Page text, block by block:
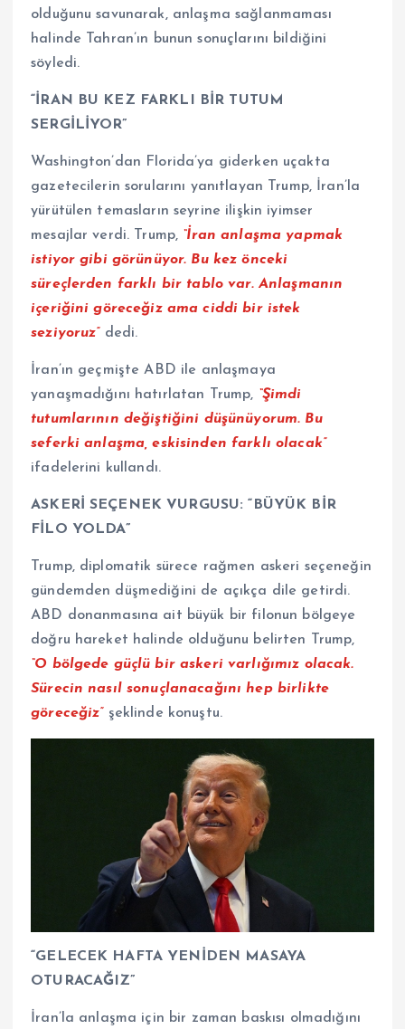
olduğunu savunarak, anlaşma sağlanmaması
halinde Tahran’ın bunun sonuçlarını bildiğini
söyledi.
“İRAN BU KEZ FARKLI BİR TUTUM
SERGİLİYOR”
Washington’dan Florida’ya giderken uçakta
gazetecilerin sorularını yanıtlayan Trump, İran’la
yürütülen temasların seyrine ilişkin iyimser
mesajlar verdi. Trump, “İran anlaşma yapmak
istiyor gibi görünüyor. Bu kez önceki
süreçlerden farklı bir tablo var. Anlaşmanın
içeriğini göreceğiz ama ciddi bir istek
seziyoruz”dedi.
İran’ın geçmişte ABD ile anlaşmaya
yanaşmadığını hatırlatan Trump, “Şimdi
tutumlarının değiştiğini düşünüyorum. Bu
seferki anlaşma, eskisinden farklı olacak”
ifadelerini kullandı.
ASKERİ SEÇENEK VURGUSU: “BÜYÜK BİR
FİLO YOLDA”
Trump, diplomatik sürece rağmen askeri seçeneğin
gündemden düşmediğini de açıkça dile getirdi.
ABD donanmasına ait büyük bir filonun bölgeye
doğru hareket halinde olduğunu belirten Trump,
“O bölgede güçlü bir askeri varlığımız olacak.
Sürecin nasıl sonuçlanacağını hep birlikte
göreceğiz” şeklinde konuştu.
“GELECEK HAFTA YENİDEN MASAYA
OTURACAĞIZ”
İran’la anlaşma için bir zaman baskısı olmadığını